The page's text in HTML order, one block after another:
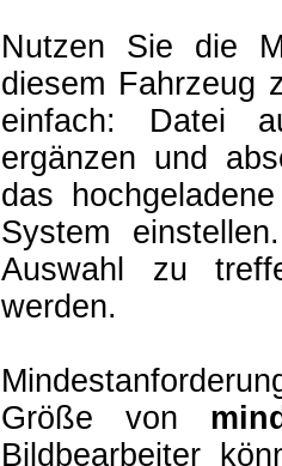
Nutzen Sie die
diesem Fahrzeug
einfach: Datei
ergänzen und
das
System
Auswahl zu
werden.
Größe von
Bildbearbeiter